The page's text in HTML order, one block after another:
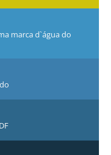
marca d`água do